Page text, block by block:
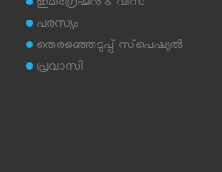
ഇമിഗ്രേഷന്‍ & വിസ
പരസ്യം
തെരഞ്ഞെടുപ്പ് സ്‌പെഷ്യല്‍
പ്രവാസി